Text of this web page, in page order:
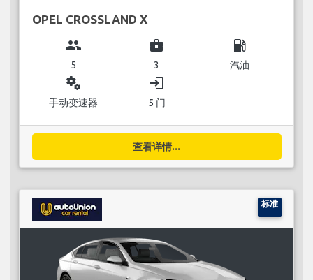
OPEL CROSSLAND X
group
5
business_center
3
local_gas_station
汽油
miscellaneous_services
手动变速器
login
5 门
查看详情...
标准